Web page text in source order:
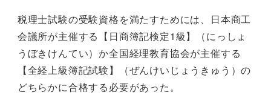
税理士試験の受験資格を満たすためには、日本商工
会議所が主催する【日商簿記検定1級】（にっしょ
うぼきけんてい）か全国経理教育協会が主催する
【全経上級簿記試験】（ぜんけいじょうきゅう）の
どちらかに合格する必要があった。